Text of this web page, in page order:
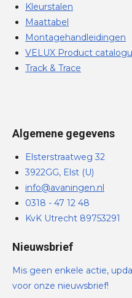
Kleurstalen
Maattabel
Montagehandleidingen
VELUX Product
Track & Trace
Algemene gegevens
Elsterstraatweg 32
3922GG, Elst (U)
info@avaningen.nl
0318 - 47 12 48
KvK Utrecht 89753291
Nieuwsbrief
Mis geen enkele actie,
voor onze nieuwsbrief!